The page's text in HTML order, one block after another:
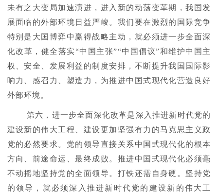
未有之大变局加速演进，进入新的动荡变革期，我国发
展面临的外部环境日益严峻。我们要在激烈的国际竞争
特别是大国博弈中赢得战略主动，就必须进一步全面深
化改革，健全落实“中国主张”“中国倡议”和维护中国主
权、安全、发展利益的制度安排，不断提升我国国际影
响力、感召力、塑造力，为推进中国式现代化营造良好
外部环境。
第六，进一步全面深化改革是深入推进新时代党的
建设新的伟大工程、建设更加坚强有力的马克思主义政
党的必然要求。党的领导直接关系中国式现代化的根本
方向、前途命运、最终成败。推进中国式现代化必须毫
不动摇地坚持党的全面领导。打铁还需自身硬。坚持党
的领导，就必须深入推进新时代党的建设新的伟大工